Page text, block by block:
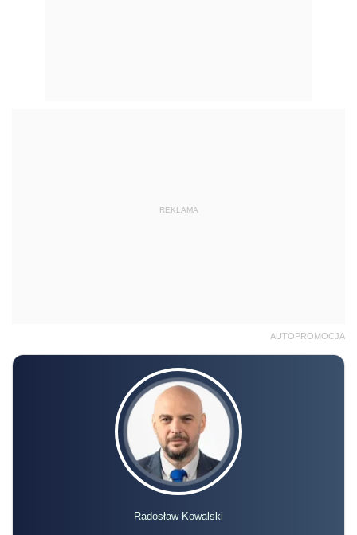
REKLAMA
AUTOPROMOCJA
Radosław Kowalski